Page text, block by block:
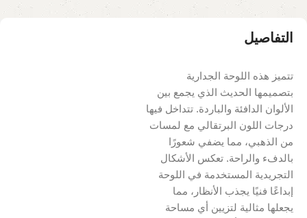
التفاصيل
تتميز هذه اللوحة الجدارية
بتصميمها الحديث الذي يجمع بين
الألوان الدافئة والباردة. تتداخل فيها
درجات اللون البرتقالي مع لمسات
من الذهبي، مما يضفي شعورًا
بالدفء والراحة. تعكس الأشكال
التجريدية المستخدمة في اللوحة
إبداعًا فنيًا يجذب الأنظار، مما
يجعلها مثالية لتزيين أي مساحة